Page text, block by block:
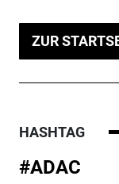
ZUR
HASHTAG
#ADAC